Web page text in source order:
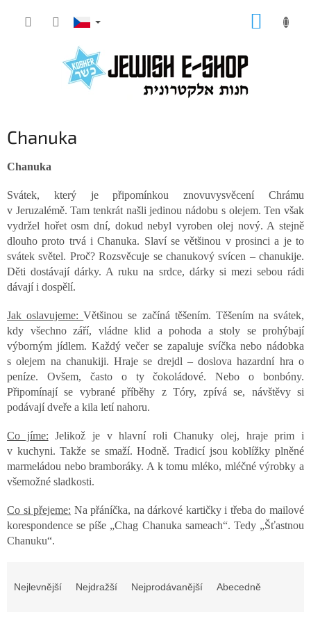
Chanuka
Chanuka
Svátek, který je připomínkou znovuvysvěcení Chrámu
v Jeruzalémě. Tam tenkrát našli jedinou nádobu s olejem. Ten však
vydržel hořet osm dní, dokud nebyl vyroben olej nový. A stejně
dlouho proto trvá i Chanuka. Slaví se většinou v prosinci a je to
svátek světel. Proč? Rozsvěcuje se chanukový svícen – chanukije.
Děti dostávají dárky. A ruku na srdce, dárky si mezi sebou rádi
dávají i dospělí.
Jak oslavujeme:Většinou se začíná těšením. Těšením na svátek,
kdy všechno září, vládne klid a pohoda a stoly se prohýbají
výborným jídlem. Každý večer se zapaluje svíčka nebo nádobka
s olejem na chanukiji. Hraje se drejdl – doslova hazardní hra o
peníze. Ovšem, často o ty čokoládové. Nebo o bonbóny.
Připomínají se vybrané příběhy z Tóry, zpívá se, návštěvy si
podávají dveře a kila letí nahoru.
Co jíme: Jelikož je v hlavní roli Chanuky olej, hraje prim i
v kuchyni. Takže se smaží. Hodně. Tradicí jsou koblížky plněné
marmeládou nebo bramboráky. A k tomu mléko, mléčné výrobky a
všemožné sladkosti.
Co si přejeme: Na přáníčka, na dárkové kartičky i třeba do mailové
korespondence se píše „Chag Chanuka sameach“. Tedy „Šťastnou
Chanuku“.
Nejlevnější Nejdražší Nejprodávanější Abecedně